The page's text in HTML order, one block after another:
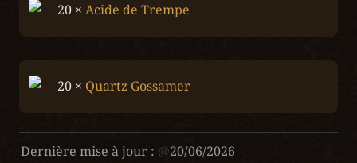
20 × Acide de Trempe
20 × Quartz Gossamer
Dernière mise à jour : @20/06/2026